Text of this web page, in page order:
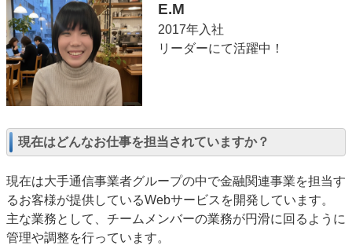
E.M
2017年入社
リーダーにて活躍中！
現在はどんなお仕事を担当されていますか？
現在は大手通信事業者グループの中で金融関連事業を担当す
るお客様が提供しているWebサービスを開発しています。
主な業務として、チームメンバーの業務が円滑に回るように
管理や調整を行っています。